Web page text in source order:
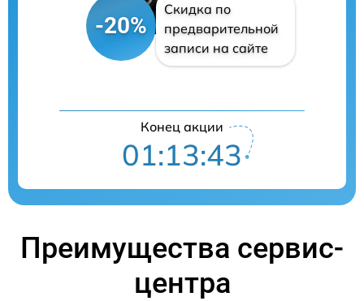
-20%
Скидка по
предварительной
записи на сайте
Конец акции
01:13:41
Преимущества сервис-
центра